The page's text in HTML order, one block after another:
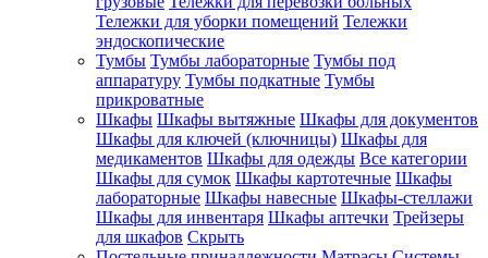
Тележки для уборки помещений Тележки
эндоскопические
Тумбы Тумбы лабораторные Тумбы под
аппаратуру Тумбы подкатные Тумбы
прикроватные
Шкафы Шкафы вытяжные Шкафы для документов
Шкафы для ключей (ключницы) Шкафы для
медикаментов Шкафы для одежды Все категории
Шкафы для сумок Шкафы картотечные Шкафы
лабораторные Шкафы навесные Шкафы-стеллажи
Шкафы для инвентаря Шкафы аптечки Трейзеры
для шкафов Скрыть